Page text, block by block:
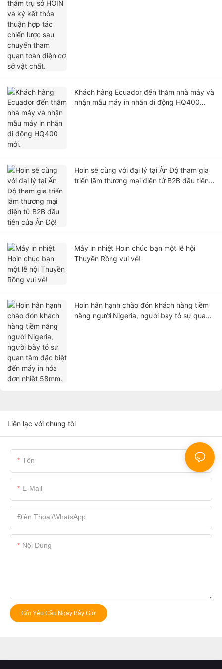
Khách hàng Ecuador đến thăm nhà máy và
nhận mẫu máy in nhãn di động HQ400
Hoin sẽ cùng với đại lý tại Ấn Độ tham gia
triển lãm thương mại điện tử B2B đầu tiên
Máy in nhiệt Hoin chúc bạn một lễ hội
Thuyền Rồng vui vẻ!
Hoin hân hạnh chào đón khách hàng tiềm
năng người Nigeria, người bày tỏ sự quan
Liên lạc với chúng tôi
Tên
E-Mail
Điện Thoại/whatsApp
Nội Dung
Gửi Yêu Cầu Ngay Bây Giờ